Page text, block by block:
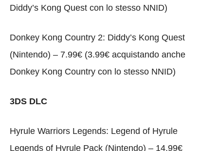
Diddy’s Kong Quest con lo stesso NNID)
Donkey Kong Country 2: Diddy’s Kong Quest
(Nintendo) – 7.99€ (3.99€ acquistando anche
Donkey Kong Country con lo stesso NNID)
3DS DLC
Hyrule Warriors Legends: Legend of Hyrule
Legends of Hyrule Pack (Nintendo) – 14.99€